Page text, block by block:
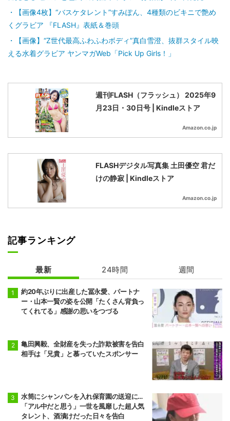
【画像4枚】“バスケタレント”すみぽん、4種類のビキニで艶め
くグラビア 『FLASH』表紙＆巻頭
【画像】“Z世代最高ふわふわボディ”真白雪澄、抜群スタイル映
える水着グラビア ヤンマガWeb「Pick Up Girls！」
週刊FLASH（フラッシュ） 2025年9
月23日・30日号 | Kindleストア
Amazon.co.jp
FLASHデジタル写真集 土田優空 君だ
けの静寂 | Kindleストア
Amazon.co.jp
記事ランキング
最新 24時間 週間
約20年ぶりに出産した冨永愛、パートナ
ー・山本一賢の姿を公開「たくさん背負っ
てくれてる」感謝の思いをつづる
亀田興毅、全財産を失った詐欺被害を告白
相手は「兄貴」と慕っていたスポンサー
水筒にシャンパンを入れ保育園の送迎に…
「アル中だと思う」一世を風靡した超人気
タレント、酒漬けだった日々を告白